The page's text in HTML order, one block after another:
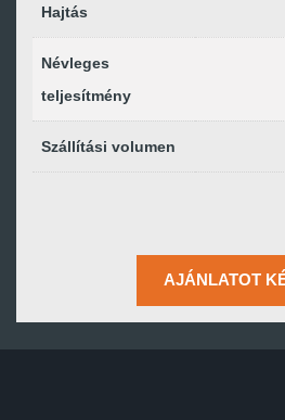
Hajtás
Névleges
teljesítmény
Szállítási volumen
AJÁNLATOT